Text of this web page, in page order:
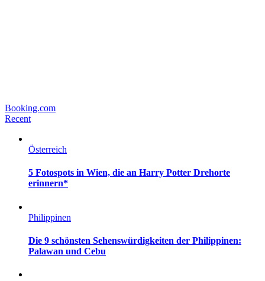
Booking.com
Recent
Österreich
5 Fotospots in Wien, die an Harry Potter Drehorte
erinnern*
Philippinen
Die 9 schönsten Sehenswürdigkeiten der Philippinen:
Palawan und Cebu